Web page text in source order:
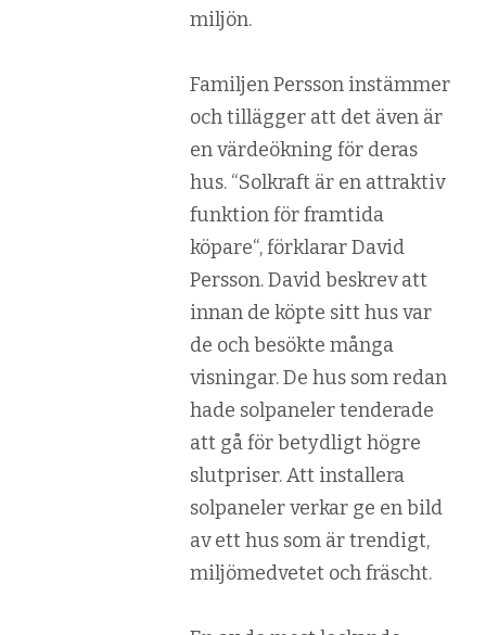
miljön.
Familjen Persson instämmer
och tillägger att det även är
en värdeökning för deras
hus. “Solkraft är en attraktiv
funktion för framtida
köpare“, förklarar David
Persson. David beskrev att
innan de köpte sitt hus var
de och besökte många
visningar. De hus som redan
hade solpaneler tenderade
att gå för betydligt högre
slutpriser. Att installera
solpaneler verkar ge en bild
av ett hus som är trendigt,
miljömedvetet och fräscht.